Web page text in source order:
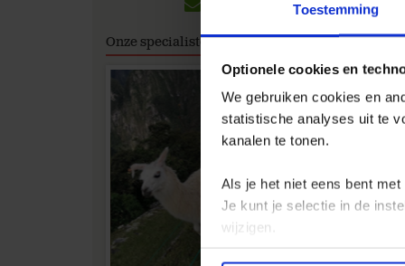
Toestemming
Optionele cookies en
We gebruiken cookies en
statistische analyses uit te
kanalen te tonen.
Als je het niet eens bent
Je kunt je selectie in de
wijzigen.
Onze specialisten
Op
als
knusse
tijd is
In
rond.